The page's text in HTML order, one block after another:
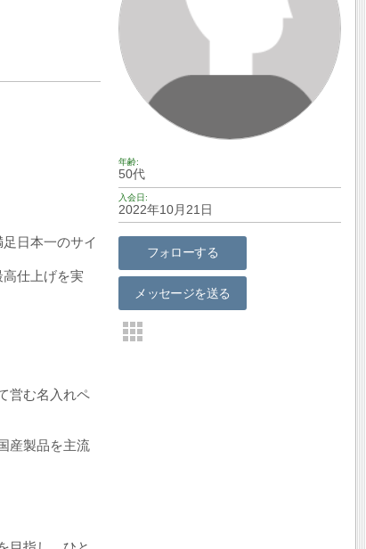
年齢
50代
入会日
2022年10月21日
フォローする
メッセージを送る
日本一のサイ
仕上げを実
営む名入れペ
産製品を主流